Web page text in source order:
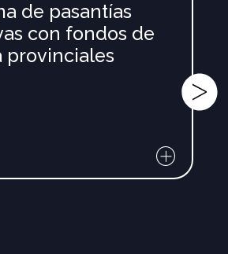
de pasantías
con fondos de
provinciales